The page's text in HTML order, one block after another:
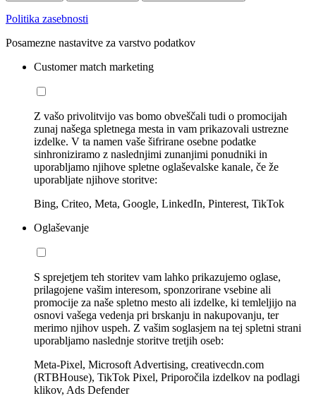
Politika zasebnosti
Posamezne nastavitve za varstvo podatkov
Customer match marketing
Z vašo privolitvijo vas bomo obveščali tudi o promocijah
zunaj našega spletnega mesta in vam prikazovali ustrezne
izdelke. V ta namen vaše šifrirane osebne podatke
sinhroniziramo z naslednjimi zunanjimi ponudniki in
uporabljamo njihove spletne oglaševalske kanale, če že
uporabljate njihove storitve:
Bing, Criteo, Meta, Google, LinkedIn, Pinterest, TikTok
Oglaševanje
S sprejetjem teh storitev vam lahko prikazujemo oglase,
prilagojene vašim interesom, sponzorirane vsebine ali
promocije za naše spletno mesto ali izdelke, ki temleljijo na
osnovi vašega vedenja pri brskanju in nakupovanju, ter
merimo njihov uspeh. Z vašim soglasjem na tej spletni strani
uporabljamo naslednje storitve tretjih oseb:
Meta-Pixel, Microsoft Advertising, creativecdn.com
(RTBHouse), TikTok Pixel, Priporočila izdelkov na podlagi
klikov, Ads Defender